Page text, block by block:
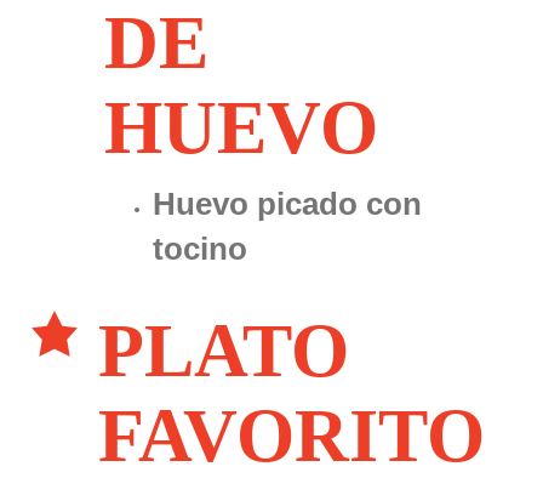
DE
HUEVO
Huevo picado con
tocino
PLATO
FAVORITO